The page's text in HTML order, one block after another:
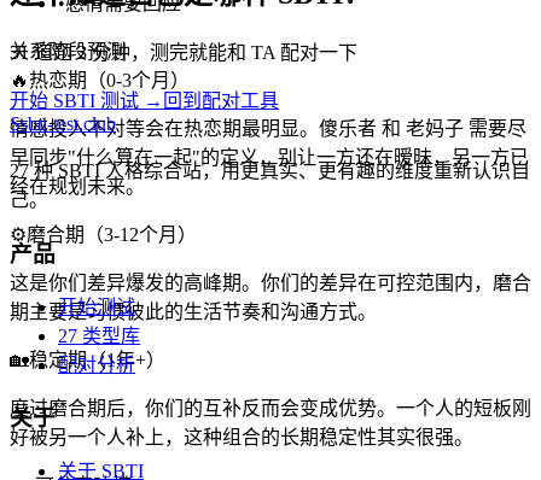
关系阶段预测
🔥热恋期（0-3个月）
情感投入不对等会在热恋期最明显。傻乐者 和 老妈子 需要尽
早同步"什么算在一起"的定义，别让一方还在暧昧，另一方已
经在规划未来。
⚙️磨合期（3-12个月）
这是你们差异爆发的高峰期。你们的差异在可控范围内，磨合
期主要是习惯彼此的生活节奏和沟通方式。
🏡稳定期（1年+）
度过磨合期后，你们的互补反而会变成优势。一个人的短板刚
好被另一个人补上，这种组合的长期稳定性其实很强。
31 道题 3 分钟，测完就能和 TA 配对一下
开始 SBTI 测试 → 回到配对工具
Ssbti-test.club
27 种 SBTI 人格综合站，用更真实、更有趣的维度重新认识自
己。
产品
开始测试
27 类型库
配对分析
关于
关于 SBTI